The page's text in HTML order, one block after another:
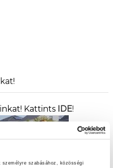
szabásához, közösségi
Kattints IDE!